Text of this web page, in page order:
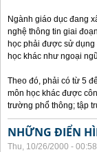
Ngành giáo dục đang
nghệ thông tin giai
học phải được sử dụng
học khác như ngoại
Theo đó, phải có từ 5
môn học khác được
trường phổ thông; tập
NHỮNG ĐIỂN
Thu, 10/26/2000 - 00:58